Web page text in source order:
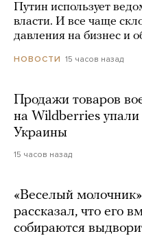
Путин использует
власти. И все чаще
давления на бизнес и
НОВОСТИ 15 часов назад
Продажи товаров
на Wildberries упали
Украины
15 часов назад
«Веселый
рассказал, что его
собираются